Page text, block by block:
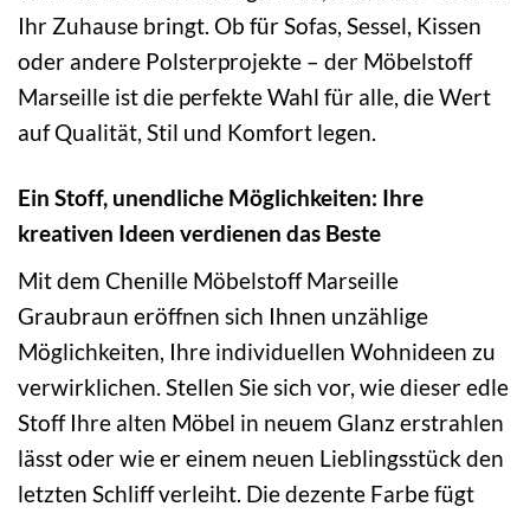
Ihr Zuhause bringt. Ob für Sofas, Sessel, Kissen
oder andere Polsterprojekte – der Möbelstoff
Marseille ist die perfekte Wahl für alle, die Wert
auf Qualität, Stil und Komfort legen.
Ein Stoff, unendliche Möglichkeiten: Ihre
kreativen Ideen verdienen das Beste
Mit dem Chenille Möbelstoff Marseille
Graubraun eröffnen sich Ihnen unzählige
Möglichkeiten, Ihre individuellen Wohnideen zu
verwirklichen. Stellen Sie sich vor, wie dieser edle
Stoff Ihre alten Möbel in neuem Glanz erstrahlen
lässt oder wie er einem neuen Lieblingsstück den
letzten Schliff verleiht. Die dezente Farbe fügt